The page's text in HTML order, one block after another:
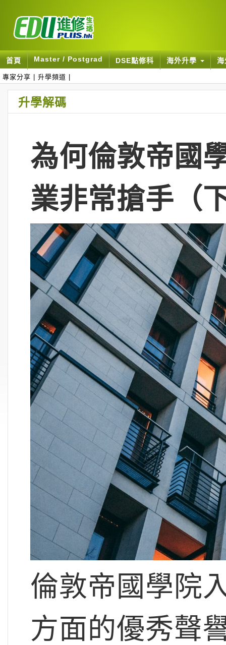
首頁 Master / Postgrad DSE點修科 海外升學
專家分享 升學頻道
升學解碼
為何倫敦帝國
業非常搶手（
倫敦帝國學院
方面的優秀聲